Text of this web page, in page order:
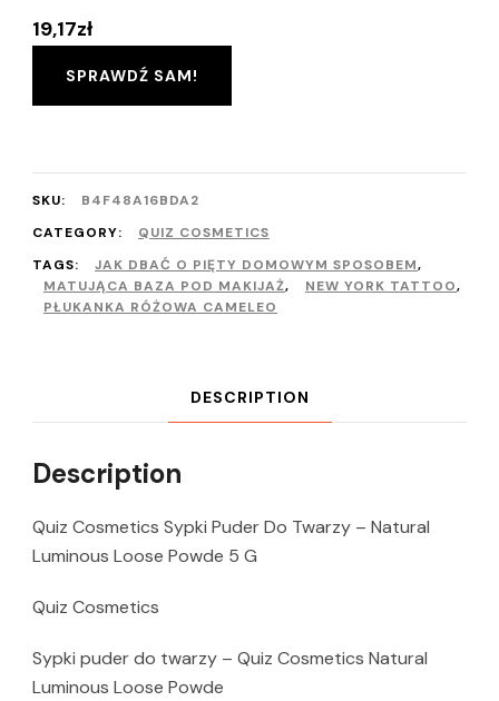
19,17zł
SPRAWDŹ SAM!
SKU:
B4F48A16BDA2
CATEGORY:
QUIZ COSMETICS
TAGS:
JAK DBAĆ O PIĘTY DOMOWYM SPOSOBEM,
MATUJĄCA BAZA POD MAKIJAŻ, NEW YORK TATTOO,
PŁUKANKA RÓŻOWA CAMELEO
DESCRIPTION
Description
Quiz Cosmetics Sypki Puder Do Twarzy – Natural
Luminous Loose Powde 5 G
Quiz Cosmetics
Sypki puder do twarzy – Quiz Cosmetics Natural
Luminous Loose Powde